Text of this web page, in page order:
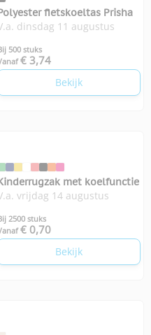
fietskoeltas Prisha
dinsdag 11 augustus
500 stuks
€ 3,74
Bekijk
met koelfunctie
vrijdag 14 augustus
2500 stuks
€ 0,70
Bekijk